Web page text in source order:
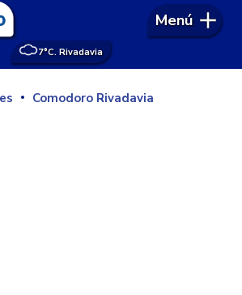
7°C. Rivadavia
Menú
Comodoro Rivadavia